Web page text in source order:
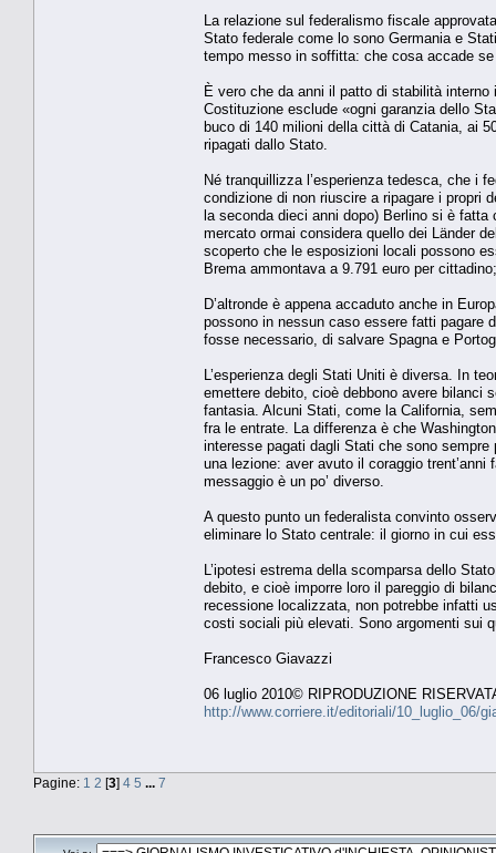
La relazione sul federalismo fiscale
Stato federale come lo sono Germania e
tempo messo in soffitta: che cosa accade
È vero che da anni il patto di stabilità
Costituzione esclude «ogni garanzia dello
buco di 140 milioni della città di Catania, ai
ripagati dallo Stato.
Né tranquillizza l’esperienza tedesca, che i
condizione di non riuscire a ripagare i propri
la seconda dieci anni dopo) Berlino si è
mercato ormai considera quello dei Länder
scoperto che le esposizioni locali possono
Brema ammontava a 9.791 euro per
D’altronde è appena accaduto anche in
possono in nessun caso essere fatti pagare
fosse necessario, di salvare Spagna e
L’esperienza degli Stati Uniti è diversa. In
emettere debito, cioè debbono avere bilanci
fantasia. Alcuni Stati, come la California,
fra le entrate. La differenza è che
interesse pagati dagli Stati che sono
una lezione: aver avuto il coraggio
messaggio è un po’ diverso.
A questo punto un federalista convinto
eliminare lo Stato centrale: il giorno in cui
L’ipotesi estrema della scomparsa dello
debito, e cioè imporre loro il pareggio di
recessione localizzata, non potrebbe infatti
costi sociali più elevati. Sono argomenti sui
Francesco Giavazzi
06 luglio 2010© RIPRODUZIONE
http://www.corriere.it/editoriali/10_luglio_06/
Pagine: 1 2 [3] 4 5 ... 7